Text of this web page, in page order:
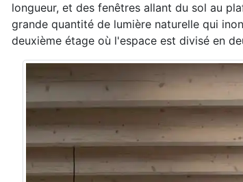
longueur, et des fenêtres allant du sol au
grande quantité de lumière naturelle qui
deuxième étage où l'espace est divisé en